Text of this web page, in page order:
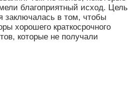
благоприятный исход. Цель
заключалась в том, чтобы
хорошего краткосрочного
которые не получали